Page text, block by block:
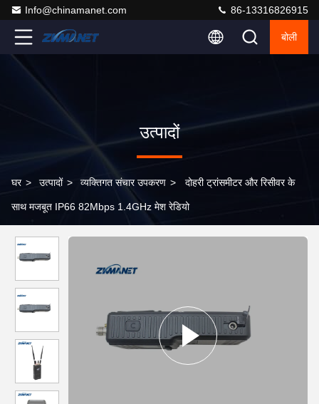
Info@chinamanet.com 86-13316826915
बोली
उत्पादों
घर > उत्पादों > व्यक्तिगत संचार उपकरण > दोहरी ट्रांसमीटर और रिसीवर के
साथ मजबूत IP66 82Mbps 1.4GHz मेश रेडियो